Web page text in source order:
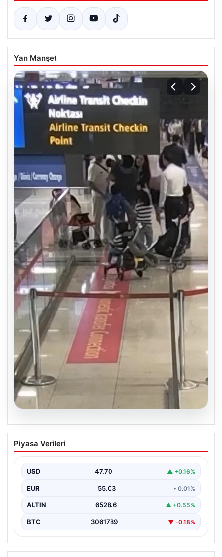
Yan Manşet
05.08.2026
2 yaşındaki bebeği Heimlich
manevrasıyla kurtaran personele ödül
Kurtaran Görevlilere Takdir Belgesi”, “content”: “
İstanbul…
Piyasa Verileri
USD 47.70 ▲ +0.16%
EUR 55.03 • 0.01%
ALTIN 6528.6 ▲ +0.55%
BTC 3061789 ▼ -0.18%